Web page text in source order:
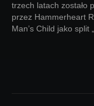
trzech latach zostało
przez Hammerheart
Man’s Child jako split